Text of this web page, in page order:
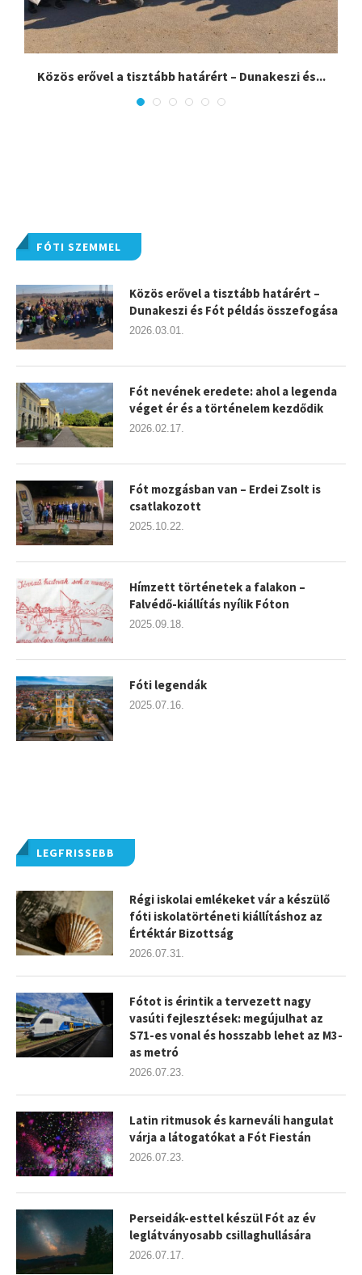
Közös erővel a tisztább határért – Dunakeszi és...
LEGFRISSEBB
Régi iskolai emlékeket vár a készülő
fóti iskolatörténeti kiállításhoz az
Értéktár Bizottság
2026.07.31.
Fótot is érintik a tervezett nagy
vasúti fejlesztések: megújulhat az
S71-es vonal és hosszabb lehet az M3-
as metró
2026.07.23.
Latin ritmusok és karneváli hangulat
várja a látogatókat a Fót Fiestán
2026.07.23.
Perseidák-esttel készül Fót az év
leglátványosabb csillaghullására
2026.07.17.
FÓTI SZEMMEL
Közös erővel a tisztább határért –
Dunakeszi és Fót példás összefogása
2026.03.01.
Fót nevének eredete: ahol a legenda
véget ér és a történelem kezdődik
2026.02.17.
Fót mozgásban van – Erdei Zsolt is
csatlakozott
2025.10.22.
Hímzett történetek a falakon –
Falvédő-kiállítás nyílik Fóton
2025.09.18.
Fóti legendák
2025.07.16.